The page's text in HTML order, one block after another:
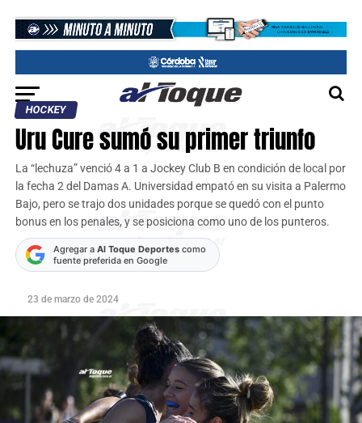
HOCKEY
Uru Cure sumó su primer triunfo
La “lechuza” venció 4 a 1 a Jockey Club B en condición de local por
la fecha 2 del Damas A. Universidad empató en su visita a Palermo
Bajo, pero se trajo dos unidades porque se quedó con el punto
bonus en los penales, y se posiciona como uno de los punteros.
Agregar a Al Toque Deportescomo
fuente preferida en Google
23 de marzo de 2024